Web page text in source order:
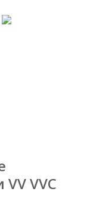
VVC